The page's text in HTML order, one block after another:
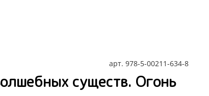
арт. 978-5-00211-634-8
существ. Огонь